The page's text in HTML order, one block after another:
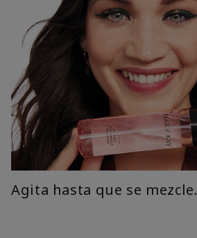
Agita hasta que se mezcle.